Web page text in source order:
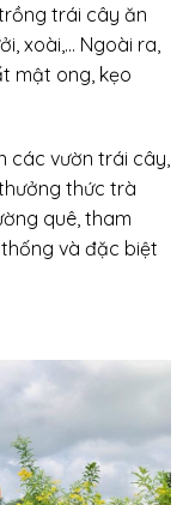
trái cây ăn
xoài,… Ngoài ra,
mật ong, kẹo
các vườn trái cây,
thức trà
quê, tham
và đặc biệt